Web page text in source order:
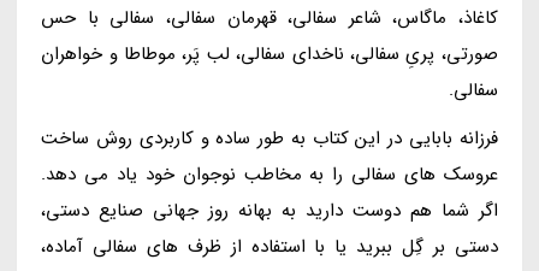
کاغاذ، ماگاس، شاعر سفالی، قهرمان سفالی، سفالی با حس
صورتی، پریِ سفالی، ناخدای سفالی، لب پَر، موطاطا و خواهران
سفالی.
فرزانه بابایی در این کتاب به طور ساده و کاربردی روش ساخت
عروسک های سفالی را به مخاطب نوجوان خود یاد می دهد.
اگر شما هم دوست دارید به بهانه روز جهانی صنایع دستی،
دستی بر گِل ببرید یا با استفاده از ظرف های سفالی آماده،